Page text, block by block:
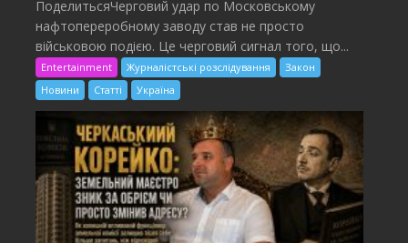
ПоделитьсяЧерговий удар по Московському
нафтопереробному заводу став не просто
військовою подією. Це черговий сигнал того, що...
Entertainment Журналістські розслідування
Закон
Новини
Статті Україна